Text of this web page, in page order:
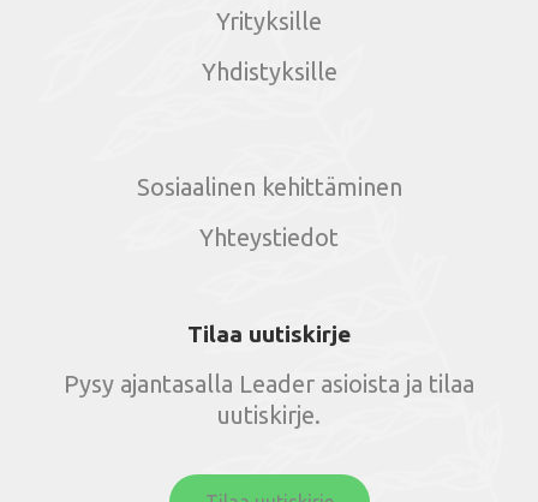
Yrityksille
Yhdistyksille
Sosiaalinen kehittäminen
Yhteystiedot
Tilaa uutiskirje
Pysy ajantasalla Leader asioista ja tilaa
uutiskirje.